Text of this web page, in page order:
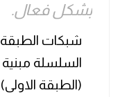
بشكل فعال.
شبكات الطبقة
السلسلة
(الطبقة